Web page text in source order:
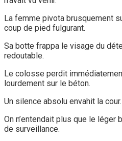
La femme pivota brusquement
coup de pied fulgurant.
Sa botte frappa le visage du
redoutable.
Le colosse perdit
lourdement sur le béton.
Un silence absolu envahit la cour.
On n’entendait plus que le léger
de surveillance.